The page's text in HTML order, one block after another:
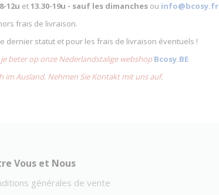
8-12u et13.30-19u - sauf les dimanches ou info@bcosy.fr
frais de livraison.
dernier statut et pour les frais de livraison éventuels !
beter op onze Nederlandstalige webshopBcosy.BE
im Ausland. Nehmen Sie Kontakt mit uns auf.
Vous et Nous
générales de vente